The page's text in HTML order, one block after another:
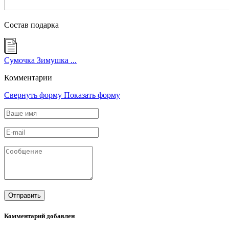
Состав подарка
Сумочка Зимушка ...
Комментарии
Свернуть форму Показать форму
Комментарий добавлен